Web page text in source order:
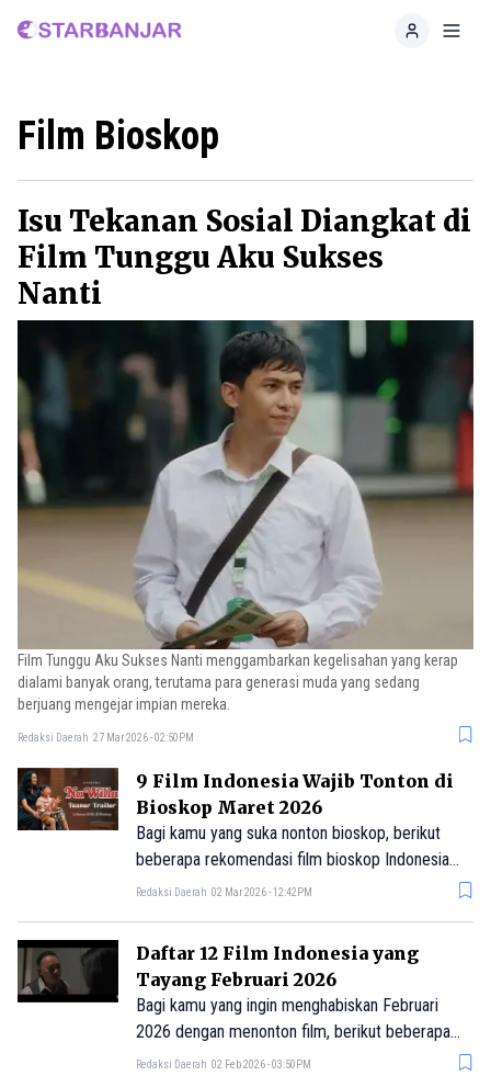
Home
Film Bioskop
Isu Tekanan Sosial Diangkat di
Film Tunggu Aku Sukses
Nanti
Film Tunggu Aku Sukses Nanti menggambarkan kegelisahan yang kerap
dialami banyak orang, terutama para generasi muda yang sedang
berjuang mengejar impian mereka.
Redaksi Daerah 27 Mar 2026 - 02:50PM
9 Film Indonesia Wajib Tonton di
Bioskop Maret 2026
Bagi kamu yang suka nonton bioskop, berikut
beberapa rekomendasi film bioskop Indonesia
yang tayang Maret 2026.
Redaksi Daerah 02 Mar 2026 - 12:42PM
Daftar 12 Film Indonesia yang
Tayang Februari 2026
Bagi kamu yang ingin menghabiskan Februari
2026 dengan menonton film, berikut beberapa
rekomendasi film Indonesia yang tayang di
Redaksi Daerah 02 Feb 2026 - 03:50PM